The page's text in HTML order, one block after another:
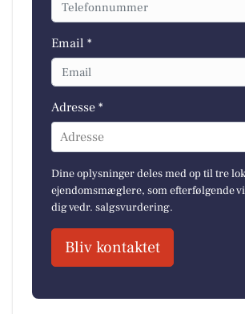
Email *
Adresse *
Adresse
Dine oplysninger deles med op til tre
ejendomsmæglere, som efterfølgende
dig vedr. salgsvurdering.
Bliv kontaktet